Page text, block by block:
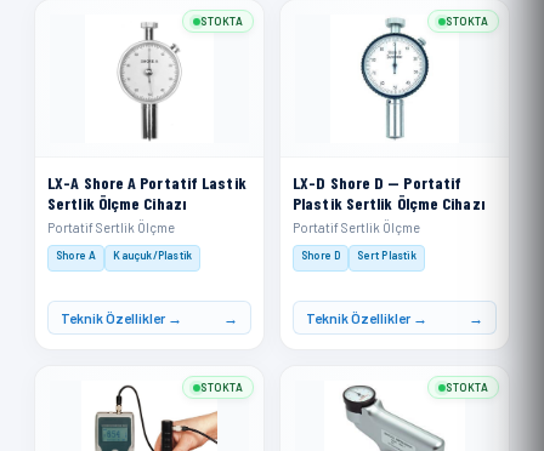
LX-A Shore A Portatif Lastik
Sertlik Ölçme Cihazı
Portatif Sertlik Ölçme
Shore A Kauçuk/Plastik
Teknik Özellikler →
STOKTA
LX-D Shore D — Portatif
Plastik Sertlik Ölçme Cihazı
Portatif Sertlik Ölçme
Shore D Sert Plastik
Teknik Özellikler →
STOKTA
STOKTA STOKTA